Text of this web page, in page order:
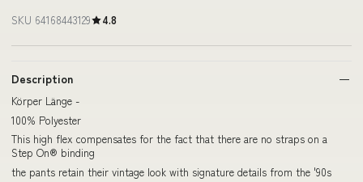
SKU 64168443129 4.8
Description
Körper Länge -
100% Polyester
This high flex compensates for the fact that there are no straps on a
Step On® binding
the pants retain their vintage look with signature details from the '90s